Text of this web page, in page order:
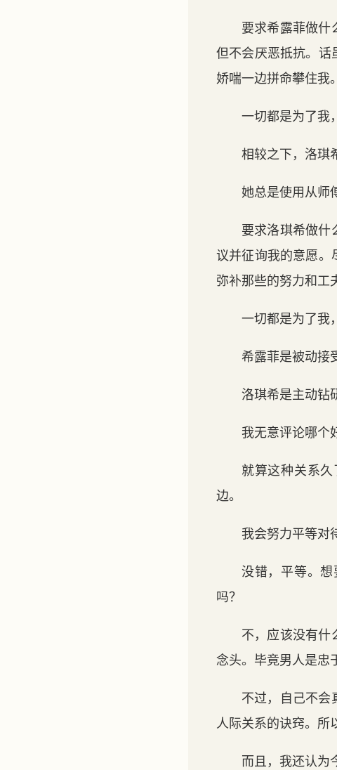
要求希露菲做什
但不会厌恶抵抗。话
娇喘一边拼命攀住我。
一切都是为了我
相较之下，洛琪
她总是使用从师
要求洛琪希做什
议并征询我的意愿。
弥补那些的努力和工
一切都是为了我
希露菲是被动接
洛琪希是主动钻
我无意评论哪个
就算这种关系
边。
我会努力平等对
没错，平等。
吗？
不，应该没有什
念头。毕竟男人是忠
不过，自己不会
人际关系的诀窍。所
而且，我还认为